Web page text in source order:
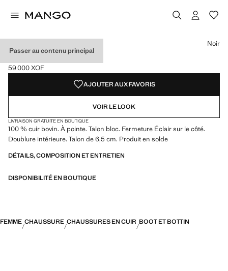
Passer au contenu principal
BOTTINE BOUT EN CUIR
Prix actuel [59 000 XOF ]
59 000 XOF
Choisissez une couleur
Noir
AJOUTER AUX FAVORIS
VOIR LE LOOK
LIVRAISON GRATUITE EN BOUTIQUE
100 % cuir bovin. À pointe. Talon bloc. Fermeture Éclair sur le côté.
Doublure intérieure. Talon de 6,5 cm. Produit en solde
DÉTAILS, COMPOSITION ET ENTRETIEN
DISPONIBILITÉ EN BOUTIQUE
FEMME CHAUSSURE CHAUSSURES EN CUIR BOOT ET BOTTIN